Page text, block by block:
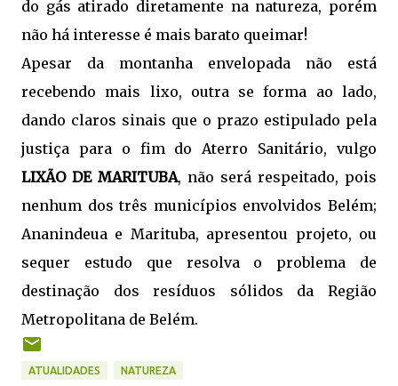
do gás atirado diretamente na natureza, porém
não há interesse é mais barato queimar!
Apesar da montanha envelopada não está
recebendo mais lixo, outra se forma ao lado,
dando claros sinais que o prazo estipulado pela
justiça para o fim do Aterro Sanitário, vulgo
LIXÃO DE MARITUBA, não será respeitado, pois
nenhum dos três municípios envolvidos Belém;
Ananindeua e Marituba, apresentou projeto, ou
sequer estudo que resolva o problema de
destinação dos resíduos sólidos da Região
Metropolitana de Belém.
ATUALIDADES NATUREZA